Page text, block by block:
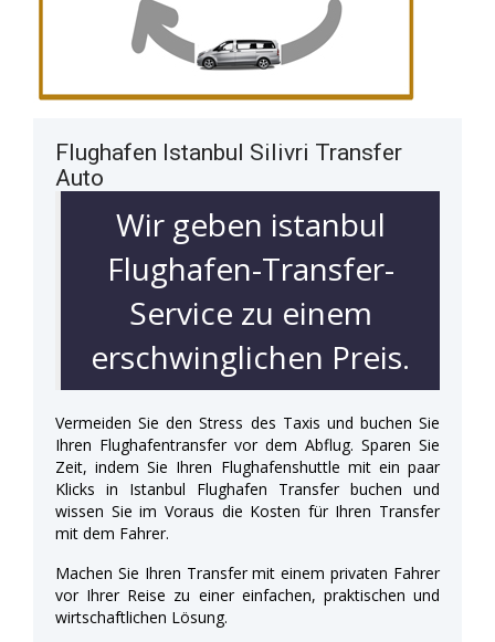
Flughafen Istanbul Silivri Transfer
Auto
Wir geben istanbul
Flughafen-Transfer-
Service zu einem
erschwinglichen Preis.
Vermeiden Sie den Stress des Taxis und buchen Sie
Ihren Flughafentransfer vor dem Abflug. Sparen Sie
Zeit, indem Sie Ihren Flughafenshuttle mit ein paar
Klicks in Istanbul Flughafen Transfer buchen und
wissen Sie im Voraus die Kosten für Ihren Transfer
mit dem Fahrer.
Machen Sie Ihren Transfer mit einem privaten Fahrer
vor Ihrer Reise zu einer einfachen, praktischen und
wirtschaftlichen Lösung.